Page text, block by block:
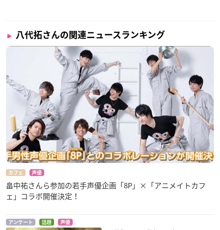
八代拓さんの関連ニュースランキング
カフェ 声優
畠中祐さんら参加の若手声優企画「8P」×「アニメイトカフ
ェ」コラボ開催決定！
アンケート 話題 声優